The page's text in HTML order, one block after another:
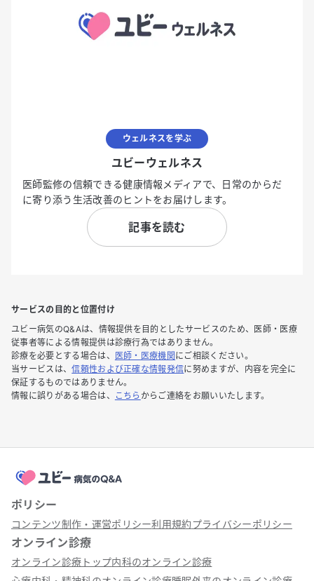
ウェルネスを学ぶ
ユビーウェルネス
医師監修の信頼できる健康情報メディアで、日常のからだ
に寄り添う生活改善のヒントをお届けします。
記事を読む
サービスの目的と位置付け
ユビー病気のQ&Aは、情報提供を目的としたサービスのため、医師・医療
従事者等による情報提供は診療行為ではありません。
診療を必要とする場合は、
医師・医療機関 にご相談ください。
当サービスは、信頼性および正確な情報発信に努めますが、内容を完全に
保証するものではありません。
情報に誤りがある場合は、
こちら からご連絡をお願いいたします。
ポリシー
コンテンツ制作・運営ポリシー利用規約プライバシーポリシー
オンライン診療
オンライン診療トップ内科のオンライン診療